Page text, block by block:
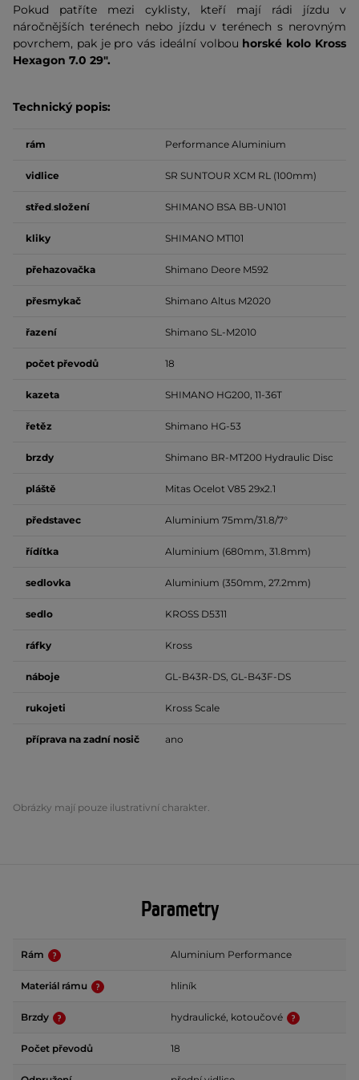
Pokud patříte mezi cyklisty, kteří mají rádi jízdu v
náročnějších terénech nebo jízdu v terénech s nerovným
povrchem, pak je pro vás ideální volbou horské kolo Kross
Hexagon 7.0 29".
Technický popis:
rám Performance Aluminium
vidlice SR SUNTOUR XCM RL (100mm)
střed.složení SHIMANO BSA BB-UN101
kliky SHIMANO MT101
přehazovačka Shimano Deore M592
přesmykač Shimano Altus M2020
řazení Shimano SL-M2010
počet převodů 18
kazeta SHIMANO HG200, 11-36T
řetěz Shimano HG-53
brzdy Shimano BR-MT200 Hydraulic Disc
pláště Mitas Ocelot V85 29x2.1
představec Aluminium 75mm/31.8/7°
řídítka Aluminium (680mm, 31.8mm)
sedlovka Aluminium (350mm, 27.2mm)
sedlo KROSS D5311
ráfky Kross
náboje GL-B43R-DS, GL-B43F-DS
rukojeti Kross Scale
příprava na zadní nosič ano
Obrázky mají pouze ilustrativní charakter.
Parametry
Rám Aluminium Performance
Materiál rámu hliník
Brzdy hydraulické, kotoučové
Počet převodů 18